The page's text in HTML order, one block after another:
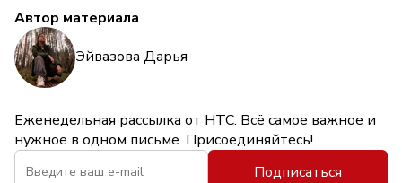
Автор материала
Эйвазова Дарья
Еженедельная рассылка от НТС. Всё самое важное и
нужное в одном письме. Присоединяйтесь!
Подписаться